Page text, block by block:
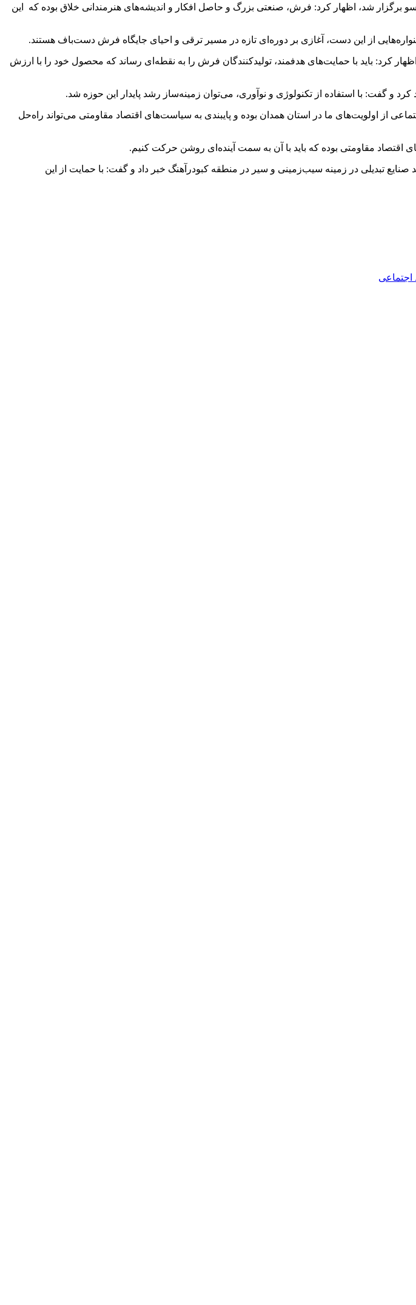
شهر شیرین‌سو برگزار شد، اظهار کرد: فرش، صنعتی بزرگ و حاصل افکار و اندیشه‌های هنرمندانی خلاق بوده که این
از این دست، آغازی بر دوره‌ای تازه در مسیر ترقی و احیای جایگاه فرش دست‌باف هستند.
کرد: باید با حمایت‌های هدفمند، تولیدکنندگان فرش را به نقطه‌ای رساند که محصول خود را با ارزش
و گفت: با استفاده از تکنولوژی و نوآوری، می‌توان زمینه‌ساز رشد پایدار این حوزه شد.
از اولویت‌های ما در استان همدان بوده و پایبندی به سیاست‌های اقتصاد مقاومتی می‌تواند راه‌حل
اقتصاد مقاومتی بوده که باید با آن به سمت آینده‌ای روشن حرکت کنیم.
تبدیلی در زمینه سیب‌زمینی و سیر در منطقه کبودرآهنگ خبر داد و گفت: با حمایت از این